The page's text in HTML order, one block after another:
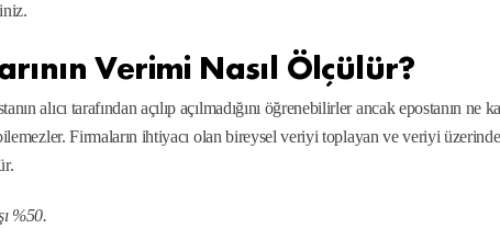
Verimi Nasıl Ölçülür?
alıcı tarafından açılıp açılmadığını öğrenebilirler ancak epostanın ne
bilemezler. Firmaların ihtiyacı olan bireysel veriyi toplayan ve veriyi üzerinde
%50.